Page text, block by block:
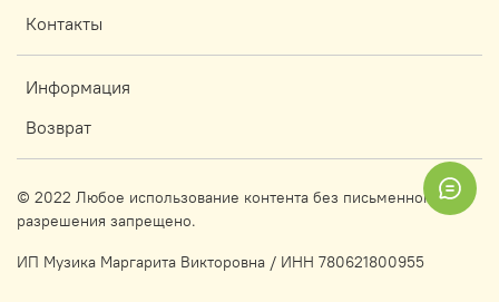
Контакты
Информация
Возврат
© 2022 Любое использование контента без письменного
разрешения запрещено.
ИП Музика Маргарита Викторовна / ИНН 780621800955